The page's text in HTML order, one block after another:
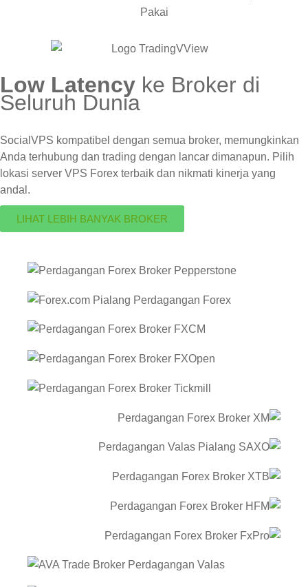
Low Latency ke Broker di
Seluruh Dunia
SocialVPS kompatibel dengan semua broker, memungkinkan
Anda terhubung dan trading dengan lancar dimanapun. Pilih
lokasi server VPS Forex terbaik dan nikmati kinerja yang
andal.
LIHAT LEBIH BANYAK BROKER